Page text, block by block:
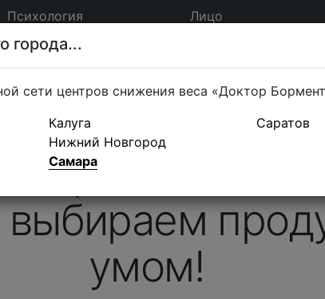
Психология Лицо
на
выбираем
умом!
города...
сети центров снижения веса «Доктор
Калуга
Нижний Новгород
Самара
Саратов